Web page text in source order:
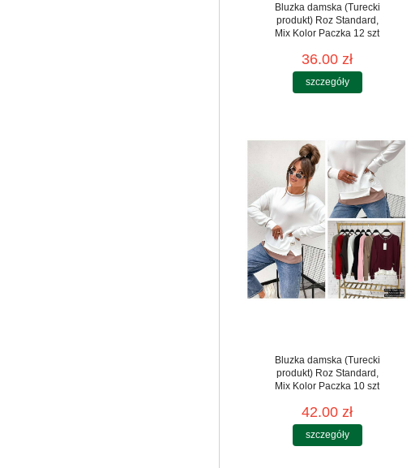
Bluzka damska (Turecki
produkt) Roz Standard,
Mix Kolor Paczka 12 szt
36.00 zł
szczegóły
Bluzka damska (Turecki
produkt) Roz Standard,
Mix Kolor Paczka 10 szt
42.00 zł
szczegóły